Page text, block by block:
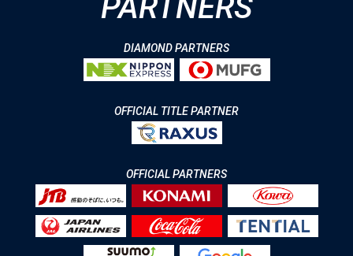
PARTNERS
DIAMOND PARTNERS
OFFICIAL TITLE PARTNER
OFFICIAL PARTNERS